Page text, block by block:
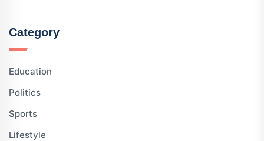
Category
Education
Politics
Sports
Lifestyle